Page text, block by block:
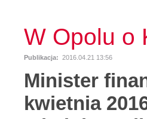
W Opolu o
Publikacja: 2016.04.21 13:56
Minister
kwietnia